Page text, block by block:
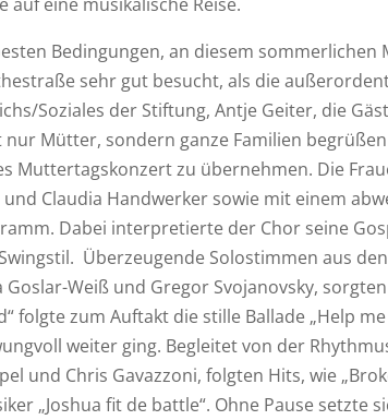
Bedingungen, an diesem
sehr gut besucht, als die
Soziales der Stiftung, Antje Geiter, die
nur Mütter, sondern ganze Familien
Muttertagskonzert zu übernehmen. Die
und Claudia Handwerker sowie mit einem
Dabei interpretierte der Chor seine
Überzeugende Solostimmen aus
Goslar-Weiß und Gregor Svojanovsky,
folgte zum Auftakt die stille Ballade „Help
weiter ging. Begleitet von der
und Chris Gavazzoni, folgten Hits, wie
„Joshua fit de battle“. Ohne Pause